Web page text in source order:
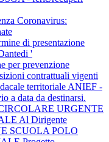
Coronavirus:
di presentazione
'
per prevenzione
contrattuali vigenti
territoriale ANIEF -
a data da destinarsi.
URGENTE
Al Dirigente
SCUOLA POLO